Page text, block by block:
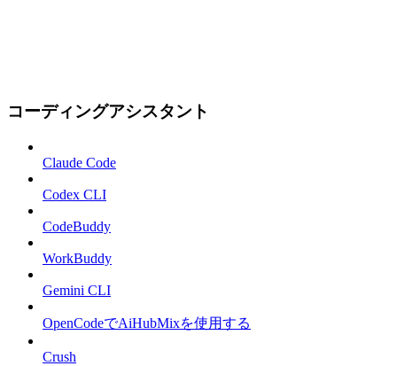
コーディングアシスタント
Claude Code
Codex CLI
CodeBuddy
WorkBuddy
Gemini CLI
OpenCodeでAiHubMixを使用する
Crush